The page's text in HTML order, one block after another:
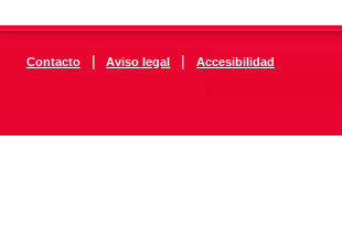
Contacto | Aviso legal | Accesibilidad